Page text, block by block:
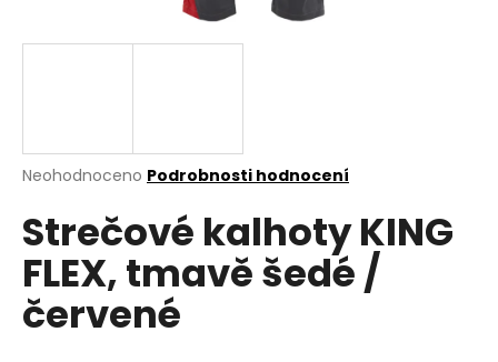
Průměrné
produktu
je
0,0
5
hvězdiček.
Neohodnoceno Podrobnosti hodnocení
Strečové kalhoty KING
FLEX, tmavě šedé /
červené
j
?
HLEDAT